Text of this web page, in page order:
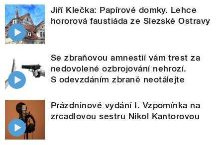
Jiří Klečka: Papírové domky. Lehce
hororová faustiáda ze Slezské Ostravy
Se zbraňovou amnestií vám trest za
nedovolené ozbrojování nehrozí.
S odevzdáním zbraně neotálejte
Prázdninové vydání I. Vzpomínka na
zrcadlovou sestru Nikol Kantorovou